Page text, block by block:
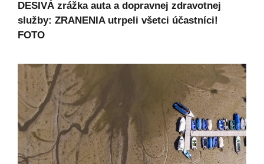
DESIVÁ zrážka auta a dopravnej zdravotnej
služby: ZRANENIA utrpeli všetci účastníci!
FOTO